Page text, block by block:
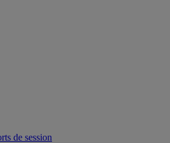
de session